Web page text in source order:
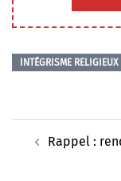
INTÉGRISME RELIGIEUX
d’articleRappel :